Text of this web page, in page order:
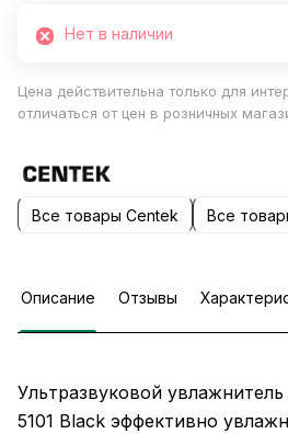
Нет в наличии
Цена действительна только для
отличаться от цен в розничных
Все товары Centek Все
Описание Отзывы
Ультразвуковой
5101 Black эффективно